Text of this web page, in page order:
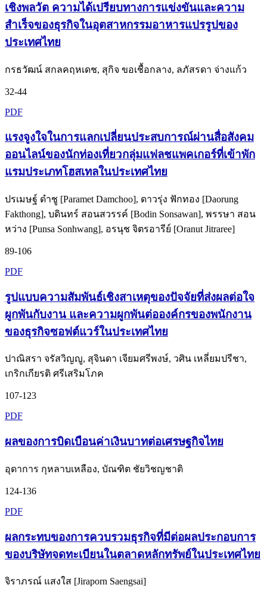
เชิงพลวัต ความได้เปรียบทางการแข่งขันและความ
สำเร็จของธุรกิจในอุตสาหกรรมอาหารแปรรูปของ
ประเทศไทย
กรธวัฒน์ สกลคฤหเดช, สุกิจ ขอเชื้อกลาง, ลภัสรดา จ่างแก้ว
32-44
PDF
แรงจูงใจในการแลกเปลี่ยนประสบการณ์ผ่านสื่อสังคม
ออนไลน์ของนักท่องเที่ยวกลุ่มแฟลชแพคเกอร์ที่เข้าพัก
แรมประเภทโฮสเทลในประเทศไทย
ปรเมษฐ์ ดำชู [Paramet Damchoo], ดาวรุ่ง ฟักทอง [Daorung
Fakthong], บดินทร์ สอนสวรรค์ [Bodin Sonsawan], พรรษา สอน
หว่าง [Punsa Sonhwang], อรนุช จิตรอารีย์ [Oranut Jitraree]
89-106
PDF
รูปแบบความสัมพันธ์เชิงสาเหตุของปัจจัยที่ส่งผลต่อใจ
ผูกพันกับงาน และความผูกพันต่อองค์กรของพนักงาน
ของธุรกิจซอฟต์แวร์ในประเทศไทย
ปาณิสรา จรัสวิญญู, สุจินดา เจียมศรีพงษ์, วศิน เหลี่ยมปรีชา,
เกริกเกียรติ ศรีเสริมโภค
107-123
PDF
ผลของการบิดเบือนค่าเงินบาทต่อเศรษฐกิจไทย
อุดาการ กุหลาบเหลือง, บัณฑิต ชัยวิชญชาติ
124-136
PDF
ผลกระทบของการควบรวมธุรกิจที่มีต่อผลประกอบการ
ของบริษัทจดทะเบียนในตลาดหลักทรัพย์ในประเทศไทย
จิราภรณ์ แสงใส [Jiraporn Saengsai]